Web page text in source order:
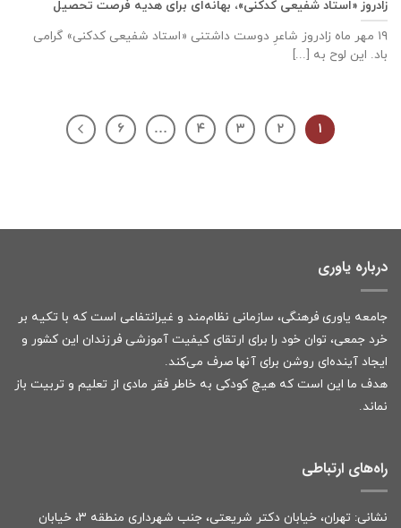
زادروز «استاد شفیعی کدکنی»، بهانه‌ای برای هدیه فرصت تحصیل
۱۹ مهر ماه زادروز شاعرِ دوست داشتنی «استاد شفیعی کدکنی» گرامی
باد. این لوح به [...]
۱ ۲ ۳ ۴ … ۶
درباره یاوری
جامعه یاوری فرهنگی، سازمانی نظام‌مند و غیرانتفاعی است که با تکیه بر
خرد جمعی، توان خود را برای ارتقای کیفیت آموزشی فرزندان این کشور و
ایجاد آینده‌ای روشن برای آنها صرف می‌کند.
هدف ما این است که هیچ کودکی به خاطر فقر مادی از تعلیم و تربیت باز
نماند.
راه‌های ارتباطی
نشانی: تهران، خیابان دکتر شریعتی، جنب شهرداری منطقه ۳، خیابان